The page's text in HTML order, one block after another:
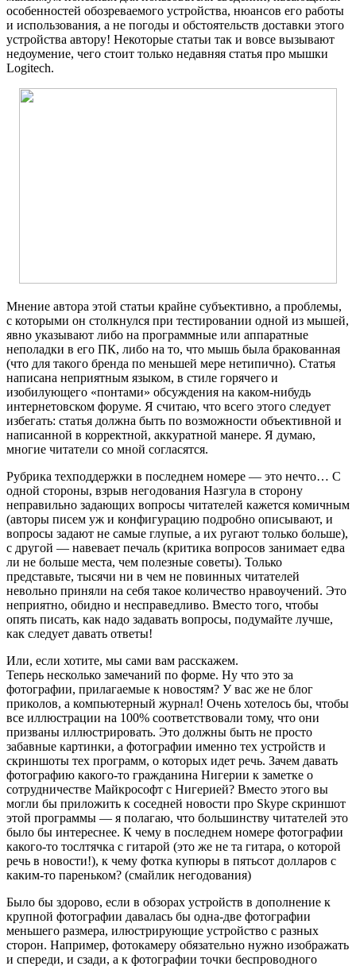
особенностей обозреваемого устройства, нюансов его работы
и использования, а не погоды и обстоятельств доставки этого
устройства автору! Некоторые статьи так и вовсе вызывают
недоумение, чего стоит только недавняя статья про мышки
Logitech.
Мнение автора этой статьи крайне субъективно, а проблемы,
с которыми он столкнулся при тестировании одной из мышей,
явно указывают либо на программные или аппаратные
неполадки в его ПК, либо на то, что мышь была бракованная
(что для такого бренда по меньшей мере нетипично). Статья
написана неприятным языком, в стиле горячего и
изобилующего «понтами» обсуждения на каком-нибудь
интернетовском форуме. Я считаю, что всего этого следует
избегать: статья должна быть по возможности объективной и
написанной в корректной, аккуратной манере. Я думаю,
многие читатели со мной согласятся.
Рубрика техподдержки в последнем номере — это нечто… С
одной стороны, взрыв негодования Назгула в сторону
неправильно задающих вопросы читателей кажется комичным
(авторы писем уж и конфигурацию подробно описывают, и
вопросы задают не самые глупые, а их ругают только больше),
с другой — навевает печаль (критика вопросов занимает едва
ли не больше места, чем полезные советы). Только
представьте, тысячи ни в чем не повинных читателей
невольно приняли на себя такое количество нравоучений. Это
неприятно, обидно и несправедливо. Вместо того, чтобы
опять писать, как надо задавать вопросы, подумайте лучше,
как следует давать ответы!
Или, если хотите, мы сами вам расскажем.
Теперь несколько замечаний по форме. Ну что это за
фотографии, прилагаемые к новостям? У вас же не блог
приколов, а компьютерный журнал! Очень хотелось бы, чтобы
все иллюстрации на 100% соответствовали тому, что они
призваны иллюстрировать. Это должны быть не просто
забавные картинки, а фотографии именно тех устройств и
скриншоты тех программ, о которых идет речь. Зачем давать
фотографию какого-то гражданина Нигерии к заметке о
сотрудничестве Майкрософт с Нигерией? Вместо этого вы
могли бы приложить к соседней новости про Skype скриншот
этой программы — я полагаю, что большинству читателей это
было бы интереснее. К чему в последнем номере фотографии
какого-то тослтячка с гитарой (это же не та гитара, о которой
речь в новости!), к чему фотка купюры в пятьсот долларов с
каким-то пареньком? (смайлик негодования)
Было бы здорово, если в обзорах устройств в дополнение к
крупной фотографии давалась бы одна-две фотографии
меньшего размера, илюстрирующие устройство с разных
сторон. Например, фотокамеру обязательно нужно изображать
и спереди, и сзади, а к фотографии точки беспроводного